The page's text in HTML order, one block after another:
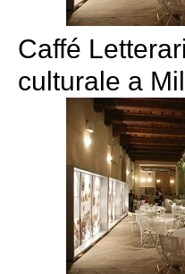
Caffé
culturale a